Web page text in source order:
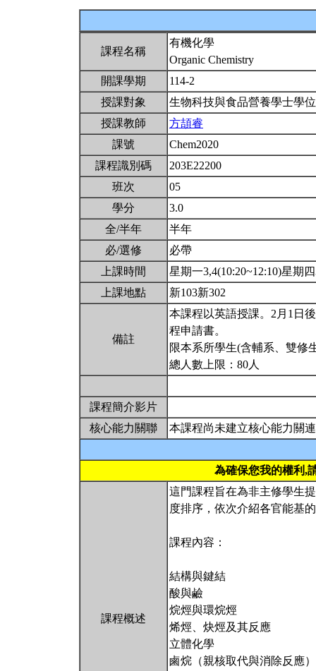
課程名稱
有機化學
Organic Chemistry
開課學期
114-2
授課對象
生物科技與食品營養學士學
授課教師
方頡睿
課號
Chem2020
課程識別碼
203E22200
班次
05
學分
3.0
全/半年
半年
必/選修
必帶
上課時間
星期一3,4(10:20~12:10)星期
上課地點
新103新302
備註
本課程以英語授課。2月1日
程申請書。
限本系所學生(含輔系、雙修
總人數上限：80人
課程簡介影片
核心能力關聯
本課程尚未建立核心能力關連
為確保您我的權利,
課程概述
這門課程旨在為非主修學生
度排序，依次介紹各官能基
課程內容：
結構與鍵結
酸與鹼
烷烴與環烷烴
烯烴、炔烴及其反應
立體化學
鹵烷（親核取代與消除反應）